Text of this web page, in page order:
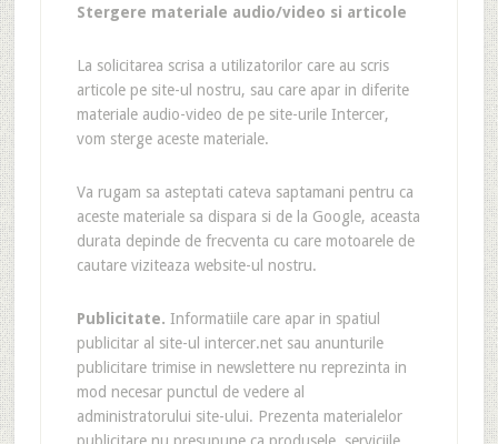
Stergere materiale audio/video si articole
La solicitarea scrisa a utilizatorilor care au scris
articole pe site-ul nostru, sau care apar in diferite
materiale audio-video de pe site-urile Intercer,
vom sterge aceste materiale.
Va rugam sa asteptati cateva saptamani pentru ca
aceste materiale sa dispara si de la Google, aceasta
durata depinde de frecventa cu care motoarele de
cautare viziteaza website-ul nostru.
Publicitate. Informatiile care apar in spatiul
publicitar al site-ul intercer.net sau anunturile
publicitare trimise in newslettere nu reprezinta in
mod necesar punctul de vedere al
administratorului site-ului. Prezenta materialelor